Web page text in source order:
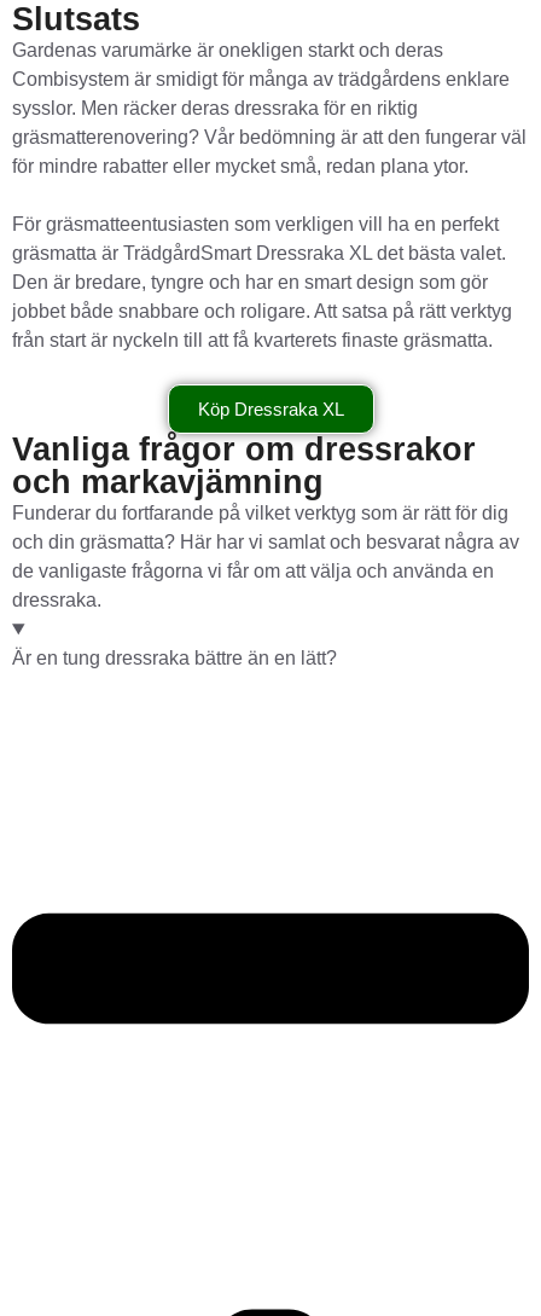
Slutsats
Gardenas varumärke är onekligen starkt och deras
Combisystem är smidigt för många av trädgårdens enklare
sysslor. Men räcker deras dressraka för en riktig
gräsmatterenovering? Vår bedömning är att den fungerar väl
för mindre rabatter eller mycket små, redan plana ytor.
För gräsmatteentusiasten som verkligen vill ha en perfekt
gräsmatta är TrädgårdSmart Dressraka XL det bästa valet.
Den är bredare, tyngre och har en smart design som gör
jobbet både snabbare och roligare. Att satsa på rätt verktyg
från start är nyckeln till att få kvarterets finaste gräsmatta.
Köp Dressraka XL
Vanliga frågor om dressrakor
och markavjämning
Funderar du fortfarande på vilket verktyg som är rätt för dig
och din gräsmatta? Här har vi samlat och besvarat några av
de vanligaste frågorna vi får om att välja och använda en
dressraka.
Är en tung dressraka bättre än en lätt?